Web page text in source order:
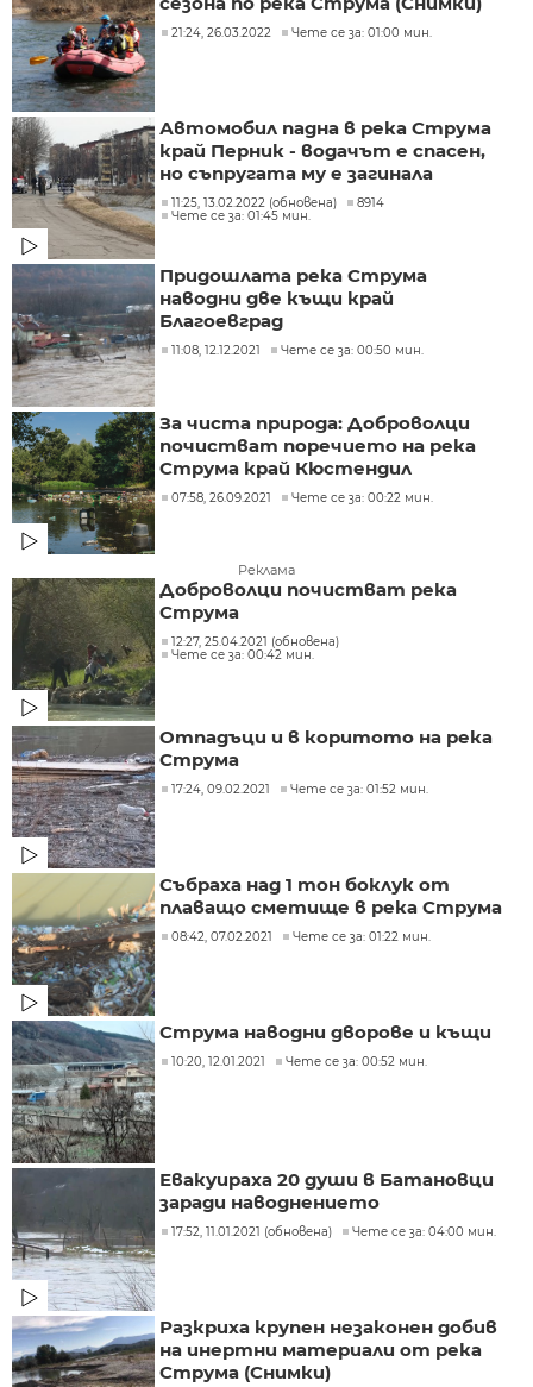
21:24, 26.03.2022 Чете се за: 01:00 мин.
Автомобил падна в река Струма
край Перник - водачът е спасен,
но съпругата му е загинала
11:25, 13.02.2022 (обновена)
8914
Чете се за: 01:45 мин.
Придошлата река Струма
наводни две къщи край
Благоевград
11:08, 12.12.2021 Чете се за: 00:50 мин.
За чиста природа: Доброволци
почистват поречието на река
Струма край Кюстендил
07:58, 26.09.2021 Чете се за: 00:22 мин.
Реклама
Доброволци почистват река
Струма
12:27, 25.04.2021 (обновена)
Чете се за: 00:42 мин.
Отпадъци и в коритото на река
Струма
17:24, 09.02.2021 Чете се за: 01:52 мин.
Събраха над 1 тон боклук от
плаващо сметище в река Струма
08:42, 07.02.2021 Чете се за: 01:22 мин.
Струма наводни дворове и къщи
10:20, 12.01.2021 Чете се за: 00:52 мин.
Евакуираха 20 души в Батановци
заради наводнението
17:52, 11.01.2021 (обновена) Чете се за: 04:00 мин.
Разкриха крупен незаконен добив
на инертни материали от река
Струма (Снимки)